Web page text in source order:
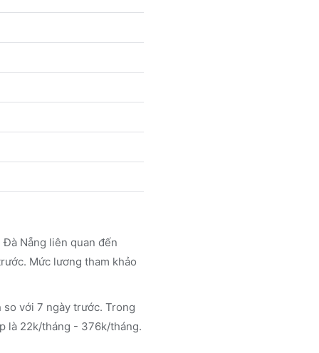
Nẵng liên quan đến
Mức lương tham khảo
với 7 ngày trước. Trong
là 22k/tháng - 376k/tháng.